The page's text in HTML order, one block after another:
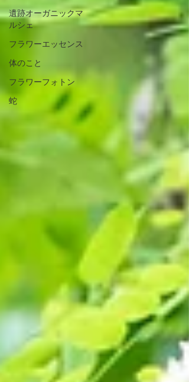
遺跡オーガニックマ
ルシェ
フラワーエッセンス
体のこと
フラワーフォトン
蛇